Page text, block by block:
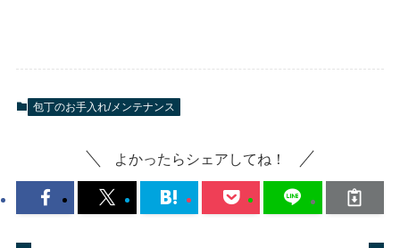
包丁のお手入れ/メンテナンス
よかったらシェアしてね！